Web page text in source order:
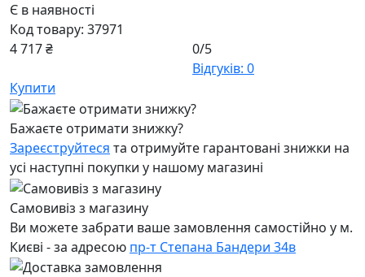
Є в наявності
Код товару: 37971
4 717 ₴
0/5
Відгуків: 0
Купити
Бажаєте отримати знижку?
Зареєструйтеся та отримуйте гарантовані знижки на
усі наступні покупки у нашому магазині
Самовивіз з магазину
Ви можете забрати ваше замовлення самостійно у м.
Києві - за адресою пр-т Степана Бандери 34в